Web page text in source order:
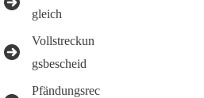
gleich
Vollstreckun
gsbescheid
Pfändungsrec